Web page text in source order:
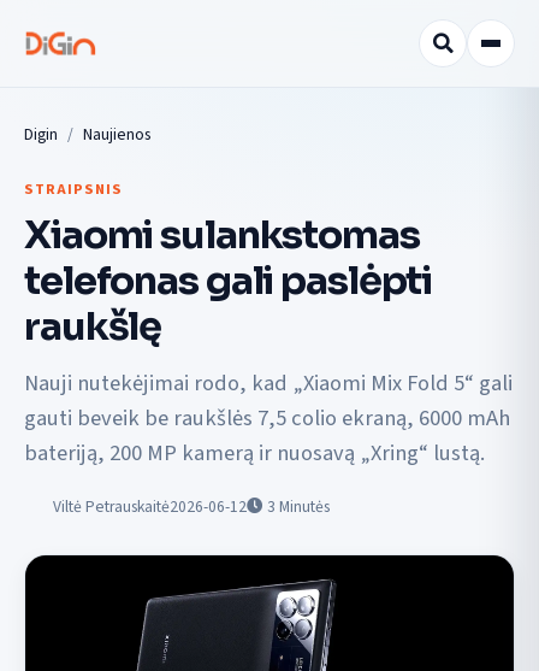
Digin Naujienos
STRAIPSNIS
Xiaomi sulankstomas
telefonas gali paslėpti
raukšlę
Nauji nutekėjimai rodo, kad „Xiaomi Mix Fold 5“ gali
gauti beveik be raukšlės 7,5 colio ekraną, 6000 mAh
bateriją, 200 MP kamerą ir nuosavą „Xring“ lustą.
Viltė Petrauskaitė2026-06-12 3 Minutės